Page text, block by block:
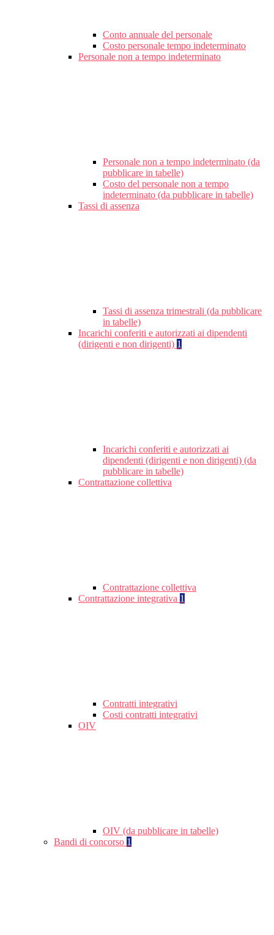
Conto annuale del personale
Costo personale tempo indeterminato
Personale non a tempo indeterminato
Personale non a tempo indeterminato (da
pubblicare in tabelle)
Costo del personale non a tempo
indeterminato (da pubblicare in tabelle)
Tassi di assenza
Tassi di assenza trimestrali (da pubblicare
in tabelle)
Incarichi conferiti e autorizzati ai dipendenti
(dirigenti e non dirigenti) 1
Incarichi conferiti e autorizzati ai
dipendenti (dirigenti e non dirigenti) (da
pubblicare in tabelle)
Contrattazione collettiva
Contrattazione collettiva
Contrattazione integrativa 1
Contratti integrativi
Costi contratti integrativi
OIV
OIV (da pubblicare in tabelle)
Bandi di concorso 1